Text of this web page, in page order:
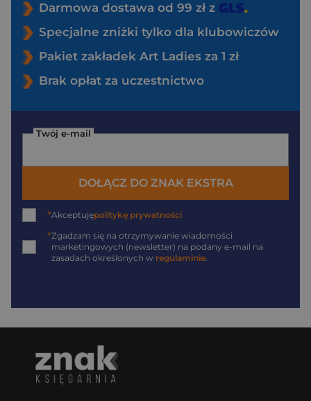
Darmowa dostawa od 99 zł z
Specjalne zniżki tylko dla klubowiczów
Pakiet zakładek Art Ladies za 1 zł
Brak opłat za uczestnictwo
Twój e-mail
DOŁĄCZ DO ZNAK EKSTRA
*Akceptujępolitykę prywatności
*Zgadzam się na otrzymywanie wiadomości
marketingowych (newsletter) na podany e-mail na
zasadach określonych w regulaminie